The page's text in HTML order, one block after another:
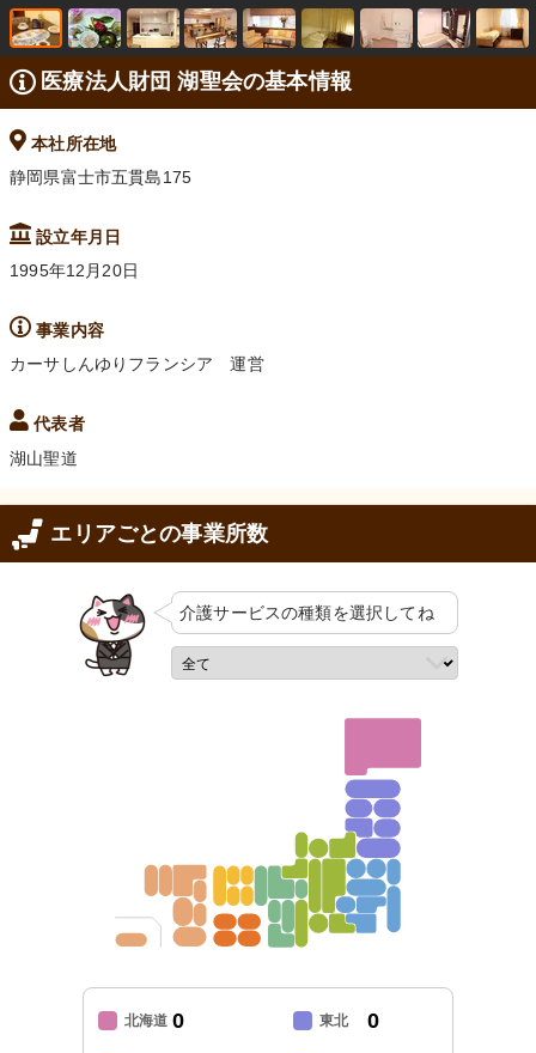
医療法人財団 湖聖会の基本情報
本社所在地
静岡県富士市五貫島175
設立年月日
1995年12月20日
事業内容
カーサしんゆりフランシア 運営
代表者
湖山聖道
エリアごとの事業所数
介護サービスの種類を選択してね
北海道 0 東北 0